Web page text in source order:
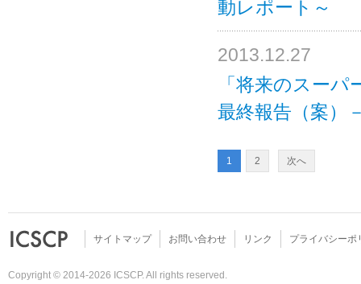
動レポート～
2013.12.27
「将来のスー
最終報告（案）
1 2 次へ
サイトマップ お問い合わせ リンク プライバシーポ
Copyright © 2014-2026 ICSCP. All rights reserved.